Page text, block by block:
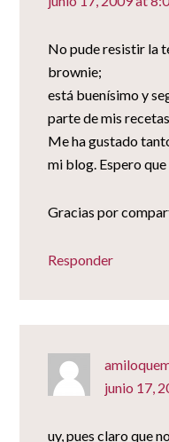
No pude resistir la
brownie;
está buenísimo y
parte de mis
Me ha gustado
mi blog. Espero
Gracias por
Responder
junio 17,
uy, pues claro que